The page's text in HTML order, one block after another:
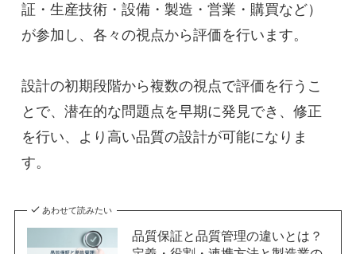
証・生産技術・設備・製造・営業・購買など）
が参加し、各々の視点から評価を行います。
設計の初期段階から複数の視点で評価を行うこ
とで、潜在的な問題点を早期に発見でき、修正
を行い、より高い品質の設計が可能になりま
す。
あわせて読みたい
品質保証と品質管理の違いとは？